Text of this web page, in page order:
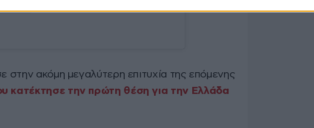
στην ακόμη μεγαλύτερη επιτυχία της επόμενης
κατέκτησε την πρώτη θέση για την Ελλάδα